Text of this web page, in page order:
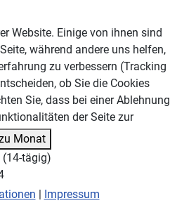
Monat
tägig)
Website. Einige von ihnen sind
während andere uns helfen,
zu verbessern (Tracking
ob Sie die Cookies
Sie, dass bei einer Ablehnung
der Seite zur
| Impressum